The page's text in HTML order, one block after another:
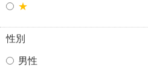
★
性別
男性